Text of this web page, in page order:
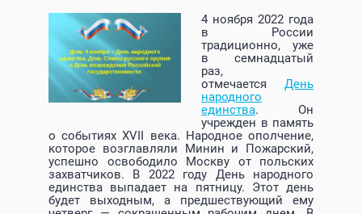
4 ноября 2022 года
в России
традиционно, уже
в семнадцатый
раз,
отмечается День
народного
единства. Он
учрежден в память
о событиях XVII века. Народное ополчение,
которое возглавляли Минин и Пожарский,
успешно освободило Москву от польских
захватчиков. В 2022 году День народного
единства выпадает на пятницу. Этот день
будет выходным, а предшествующий ему